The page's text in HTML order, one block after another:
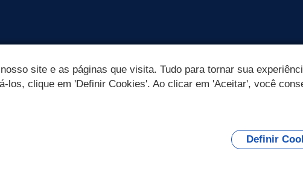
site e as páginas que visita. Tudo para tornar sua
clique em 'Definir Cookies'. Ao clicar em 'Aceitar', você
Definir